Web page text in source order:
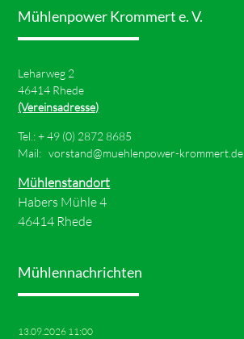
Mühlenpower Krommert e. V.
Leharweg 2
46414 Rhede
(Vereinsadresse)
Tel.: +49 (0) 2872 8685
Mail:vorstand@muehlenpower-krommert.de
Mühlenstandort
Habers Mühle 4
46414 Rhede
Mühlennachrichten
13.09.2026 11:00